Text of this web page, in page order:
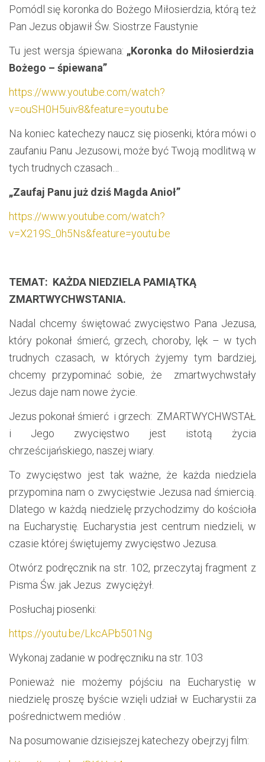
Pomódl się koronka do Bożego Miłosierdzia, którą też
Pan Jezus objawił Św. Siostrze Faustynie
Tu jest wersja śpiewana: „Koronka do Miłosierdzia
Bożego – śpiewana”
https://www.youtube.com/watch?
v=ouSH0H5uiv8&feature=youtu.be
Na koniec katechezy naucz się piosenki, która mówi o
zaufaniu Panu Jezusowi, może być Twoją modlitwą w
tych trudnych czasach…
„Zaufaj Panu już dziś Magda Anioł”
https://www.youtube.com/watch?
v=X219S_0h5Ns&feature=youtu.be
TEMAT: KAŻDA NIEDZIELA PAMIĄTKĄ
ZMARTWYCHWSTANIA.
Nadal chcemy świętować zwycięstwo Pana Jezusa,
który pokonał śmierć, grzech, choroby, lęk – w tych
trudnych czasach, w których żyjemy tym bardziej,
chcemy przypominać sobie, że zmartwychwstały
Jezus daje nam nowe życie.
Jezus pokonał śmierć i grzech: ZMARTWYCHWSTAŁ
i Jego zwycięstwo jest istotą życia
chrześcijańskiego, naszej wiary.
To zwycięstwo jest tak ważne, że każda niedziela
przypomina nam o zwycięstwie Jezusa nad śmiercią.
Dlatego w każdą niedzielę przychodzimy do kościoła
na Eucharystię. Eucharystia jest centrum niedzieli, w
czasie której świętujemy zwycięstwo Jezusa.
Otwórz podręcznik na str. 102, przeczytaj fragment z
Pisma Św. jak Jezus zwyciężył.
Posłuchaj piosenki:
https://youtu.be/LkcAPb501Ng
Wykonaj zadanie w podręczniku na str. 103
Ponieważ nie możemy pójściu na Eucharystię w
niedzielę proszę byście wzięli udział w Eucharystii za
pośrednictwem mediów .
Na posumowanie dzisiejszej katechezy obejrzyj film: